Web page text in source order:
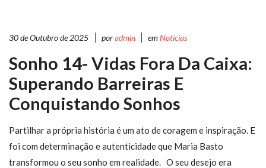
30 de Outubro de 2025 poradmin emNotícias
Sonho 14- Vidas Fora Da Caixa:
Superando Barreiras E
Conquistando Sonhos
Partilhar a própria história é um ato de coragem e inspiração. E
foi com determinação e autenticidade que Maria Basto
transformou o seu sonho em realidade. O seu desejo era